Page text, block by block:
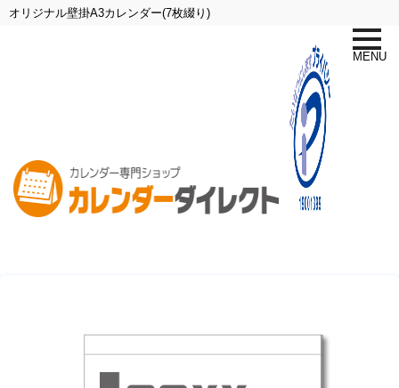
オリジナル壁掛A3カレンダー(7枚綴り)
toggle
MENU